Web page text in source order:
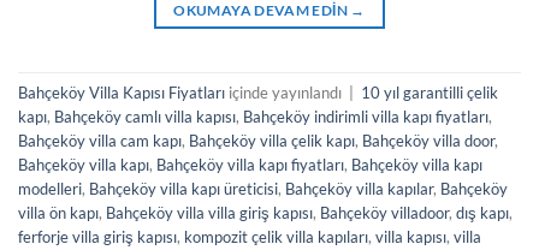
OKUMAYA DEVAM EDIN →
Bahçeköy Villa Kapısı Fiyatları içinde yayınlandı
10 yıl garantilli çelik
kapı, Bahçeköy camlı villa kapısı, Bahçeköy indirimli villa kapı fiyatları,
Bahçeköy villa cam kapı, Bahçeköy villa çelik kapı, Bahçeköy villa door,
Bahçeköy villa kapı, Bahçeköy villa kapı fiyatları, Bahçeköy villa kapı
modelleri, Bahçeköy villa kapı üreticisi, Bahçeköy villa kapılar, Bahçeköy
villa ön kapı, Bahçeköy villa villa giriş kapısı, Bahçeköy villadoor, dış kapı,
ferforje villa giriş kapısı, kompozit çelik villa kapıları, villa kapısı, villa